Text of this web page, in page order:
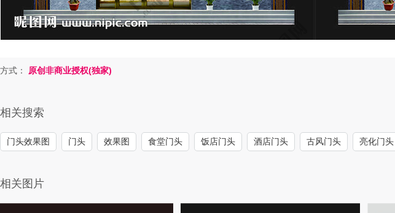
方式： 原创非商业授权(独家)
相关搜索
门头效果图 门头 效果图 食堂门头 饭店门头 酒店门头 古风门头 亮化门头
相关图片